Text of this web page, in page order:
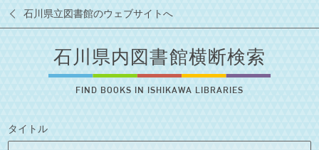
石川県立図書館のウェブサイトへ
石川県内図書館横断検索
FIND BOOKS IN ISHIKAWA LIBRARIES
タイトル